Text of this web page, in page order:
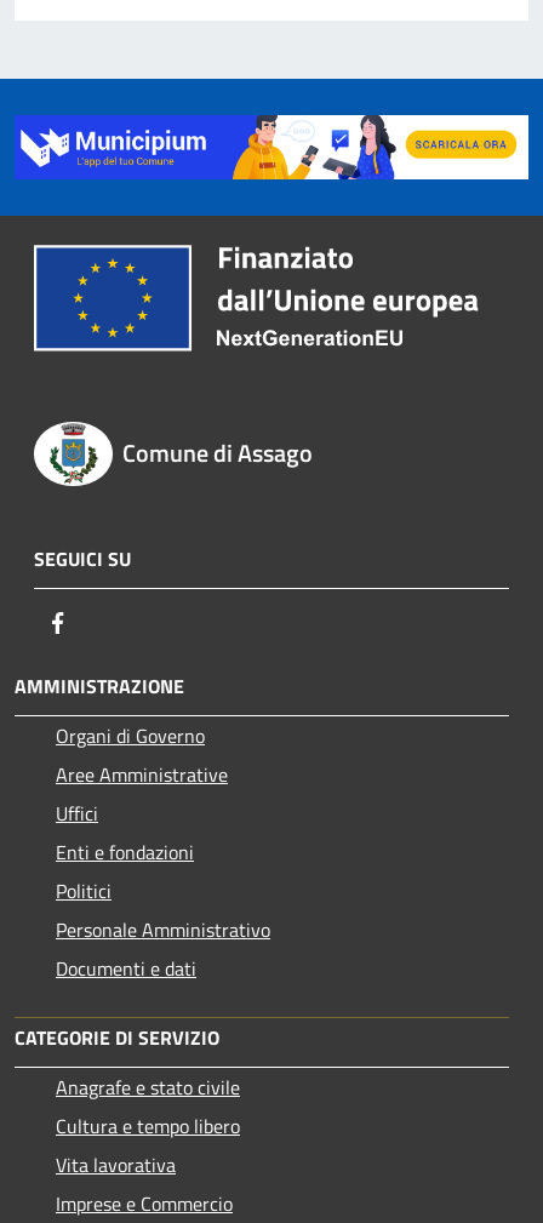
Comune di Assago
SEGUICI SU
AMMINISTRAZIONE
Organi di Governo
Aree Amministrative
Uffici
Enti e fondazioni
Politici
Personale Amministrativo
Documenti e dati
CATEGORIE DI SERVIZIO
Anagrafe e stato civile
Cultura e tempo libero
Vita lavorativa
Imprese e Commercio